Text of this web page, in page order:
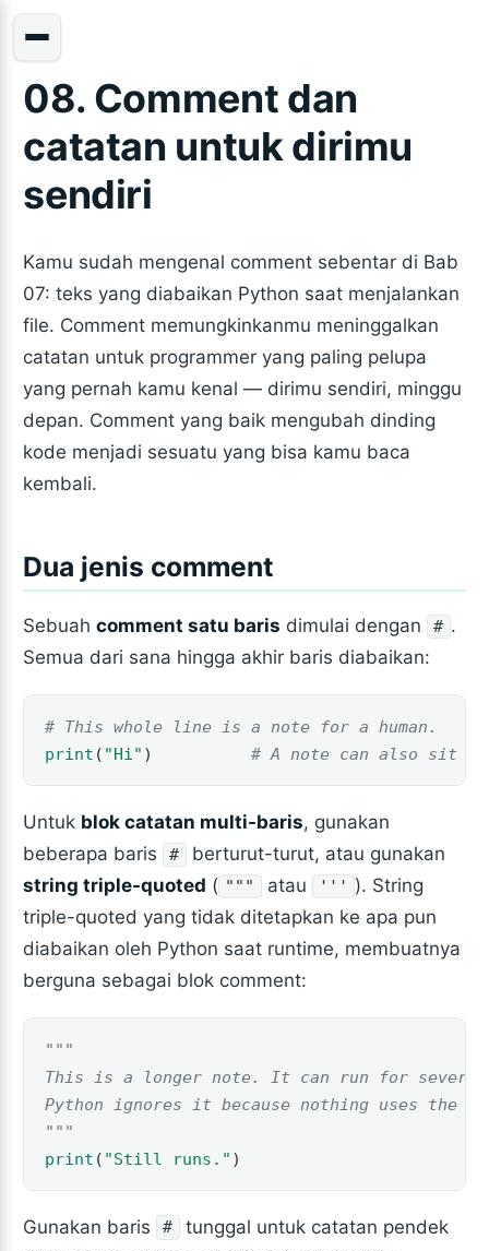
08. Comment dan
catatan untuk dirimu
sendiri
Kamu sudah mengenal comment sebentar di Bab
07: teks yang diabaikan Python saat menjalankan
file. Comment memungkinkanmu meninggalkan
catatan untuk programmer yang paling pelupa
yang pernah kamu kenal — dirimu sendiri, minggu
depan. Comment yang baik mengubah dinding
kode menjadi sesuatu yang bisa kamu baca
kembali.
Dua jenis comment
Sebuahcomment satu baris dimulai dengan # .
Semua dari sana hingga akhir baris diabaikan:
# This whole line is a note for a human.
print ( "Hi" ) # A note can also sit
Untuk blok catatan multi-baris, gunakan
beberapa baris
#
berturut-turut, atau gunakan
string triple-quoted ( """ atau ''' ). String
triple-quoted yang tidak ditetapkan ke apa pun
diabaikan oleh Python saat runtime, membuatnya
berguna sebagai blok comment:
"""
This is a longer note. It can run for
Python ignores it because nothing uses the
"""
print ( "Still runs." )
Gunakan baris #
tunggal untuk catatan pendek